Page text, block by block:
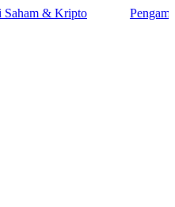
& Kripto Pengamat